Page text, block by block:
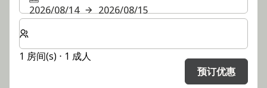
2026/08/14
2026/08/15
选择房间数和入住人数
1 房间(s) ⋅ 1 成人
预订优惠